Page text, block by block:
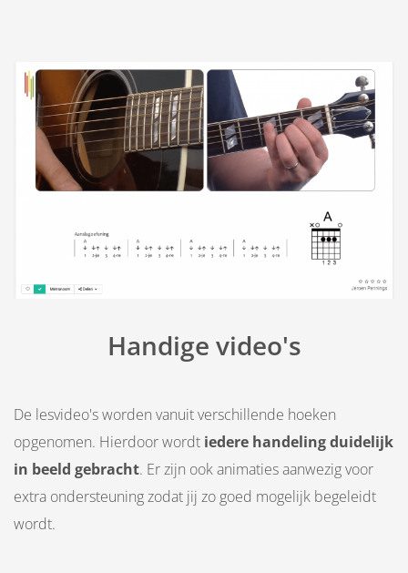
Handige video's
De lesvideo's worden vanuit verschillende hoeken
opgenomen. Hierdoor wordt iedere handeling duidelijk
in beeld gebracht. Er zijn ook animaties aanwezig voor
extra ondersteuning zodat jij zo goed mogelijk begeleidt
wordt.